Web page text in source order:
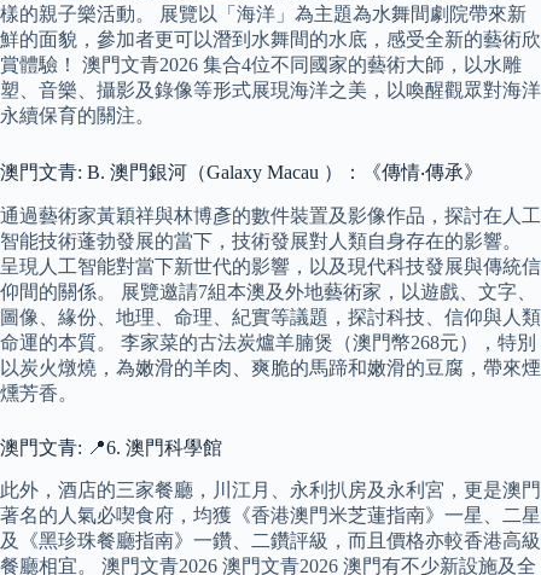
樣的親子樂活動。 展覽以「海洋」為主題為水舞間劇院帶來新
鮮的面貌，參加者更可以潛到水舞間的水底，感受全新的藝術欣
賞體驗！ 澳門文青2026 集合4位不同國家的藝術大師，以水雕
塑、音樂、攝影及錄像等形式展現海洋之美，以喚醒觀眾對海洋
永續保育的關注。
澳門文青: B. 澳門銀河（Galaxy Macau ）：《傳情‧傳承》
通過藝術家黃穎祥與林博彥的數件裝置及影像作品，探討在人工
智能技術蓬勃發展的當下，技術發展對人類自身存在的影響。
呈現人工智能對當下新世代的影響，以及現代科技發展與傳統信
仰間的關係。 展覽邀請7組本澳及外地藝術家，以遊戲、文字、
圖像、緣份、地理、命理、紀實等議題，探討科技、信仰與人類
命運的本質。 李家菜的古法炭爐羊腩煲（澳門幣268元），特別
以炭火燉燒，為嫩滑的羊肉、爽脆的馬蹄和嫩滑的豆腐，帶來煙
燻芳香。
澳門文青: 📍6. 澳門科學館
此外，酒店的三家餐廳，川江月、永利扒房及永利宮，更是澳門
著名的人氣必喫食府，均獲《香港澳門米芝蓮指南》一星、二星
及《黑珍珠餐廳指南》一鑽、二鑽評級，而且價格亦較香港高級
餐廳相宜。 澳門文青2026 澳門文青2026 澳門有不少新設施及全